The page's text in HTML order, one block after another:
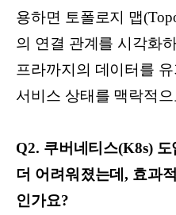
용하면 토폴로지 맵
의 연결 관계를 시각화
프라까지의 데이터를
서비스 상태를 맥락적
Q2. 쿠버네티스(K8s) 도
더 어려워졌는데, 효과
인가요?